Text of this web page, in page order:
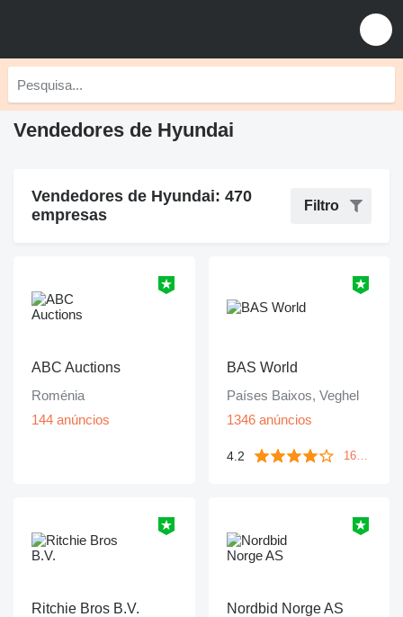
Vendedores de Hyundai
Vendedores de Hyundai: 470
empresas
Filtro
ABC Auctions
Roménia
144 anúncios
BAS World
Países Baixos, Veghel
1346 anúncios
4.2 1671 avaliações
Ritchie Bros B.V.
Nordbid Norge AS